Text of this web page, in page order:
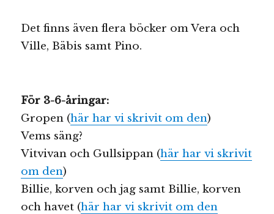
Det finns även flera böcker om Vera och
Ville, Bäbis samt Pino.
För 3-6-åringar:
Gropen (här har vi skrivit om den)
Vems säng?
Vitvivan och Gullsippan (här har vi skrivit
om den)
Billie, korven och jag samt Billie, korven
och havet (här har vi skrivit om den